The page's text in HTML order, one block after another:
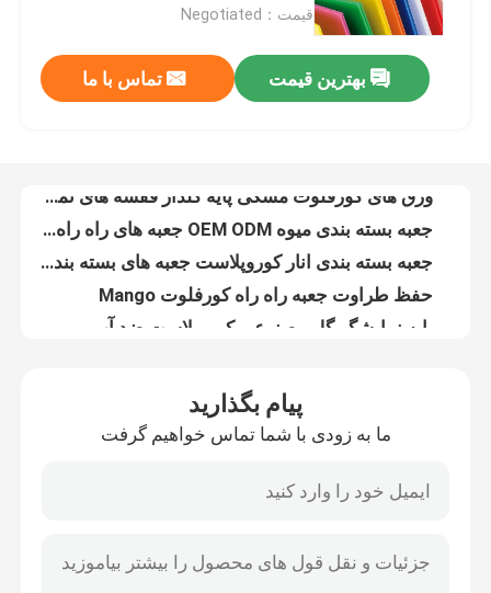
محصولات
ویدیو
تور کارخانه
کنترل کیفیت
قیمت：Negotiated
بهترین قیمت تماس با ما
پایه نمایشگر گل مصنوعی کوروپلاست ضد آب
پیام بگذارید
ما به زودی با شما تماس خواهیم گرفت